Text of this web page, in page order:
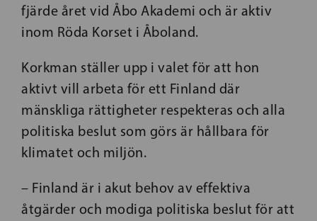
fjärde året vid Åbo Akademi och är aktiv
inom Röda Korset i Åboland.
Korkman ställer upp i valet för att hon
aktivt vill arbeta för ett Finland där
mänskliga rättigheter respekteras och alla
politiska beslut som görs är hållbara för
klimatet och miljön.
– Finland är i akut behov av effektiva
åtgärder och modiga politiska beslut för att